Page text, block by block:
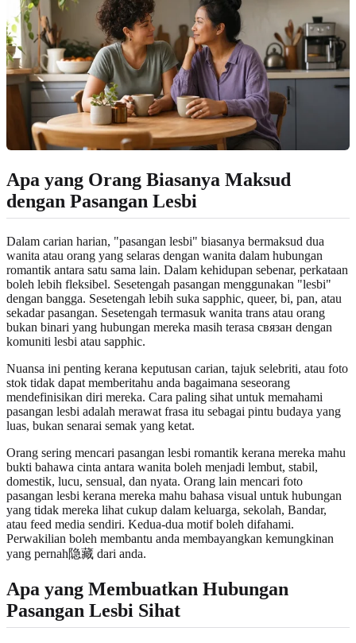
Apa yang Orang Biasanya Maksud
dengan Pasangan Lesbi
Dalam carian harian, "pasangan lesbi" biasanya bermaksud dua
wanita atau orang yang selaras dengan wanita dalam hubungan
romantik antara satu sama lain. Dalam kehidupan sebenar, perkataan
boleh lebih fleksibel. Sesetengah pasangan menggunakan "lesbi"
dengan bangga. Sesetengah lebih suka sapphic, queer, bi, pan, atau
sekadar pasangan. Sesetengah termasuk wanita trans atau orang
bukan binari yang hubungan mereka masih terasa связан dengan
komuniti lesbi atau sapphic.
Nuansa ini penting kerana keputusan carian, tajuk selebriti, atau foto
stok tidak dapat memberitahu anda bagaimana seseorang
mendefinisikan diri mereka. Cara paling sihat untuk memahami
pasangan lesbi adalah merawat frasa itu sebagai pintu budaya yang
luas, bukan senarai semak yang ketat.
Orang sering mencari pasangan lesbi romantik kerana mereka mahu
bukti bahawa cinta antara wanita boleh menjadi lembut, stabil,
domestik, lucu, sensual, dan nyata. Orang lain mencari foto
pasangan lesbi kerana mereka mahu bahasa visual untuk hubungan
yang tidak mereka lihat cukup dalam keluarga, sekolah, Bandar,
atau feed media sendiri. Kedua-dua motif boleh difahami.
Perwakilian boleh membantu anda membayangkan kemungkinan
yang pernah隐藏 dari anda.
Apa yang Membuatkan Hubungan
Pasangan Lesbi Sihat